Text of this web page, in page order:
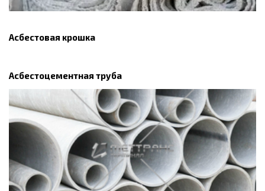
Асбестовая крошка
Асбестоцементная труба